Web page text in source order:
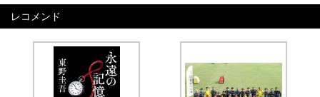
レコメンド